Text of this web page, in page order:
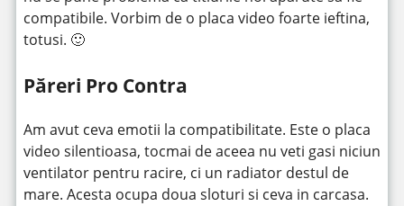
compatibile. Vorbim de o placa video foarte ieftina,
totusi. 🙂
Păreri Pro Contra
Am avut ceva emotii la compatibilitate. Este o placa
video silentioasa, tocmai de aceea nu veti gasi niciun
ventilator pentru racire, ci un radiator destul de
mare. Acesta ocupa doua sloturi si ceva in carcasa.